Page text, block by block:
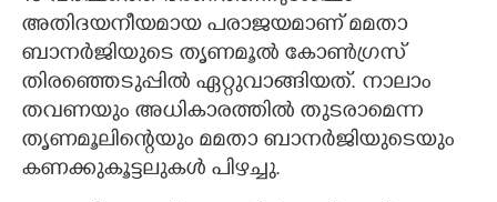
അതിദയനീയമായ പരാജയമാണ് മമതാ
ബാനർജിയുടെ തൃണമൂൽ കോൺഗ്രസ്
തിരഞ്ഞെടുപ്പിൽ ഏറ്റുവാങ്ങിയത്. നാലാം
തവണയും അധികാരത്തിൽ തുടരാമെന്ന
തൃണമൂലിന്റെയും മമതാ ബാനർജിയുടെയും
കണക്കുകൂട്ടലുകൾ പിഴച്ചു.